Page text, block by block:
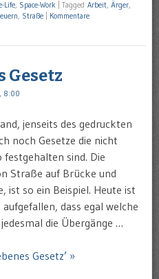
Life Space-Work Tagged Arbeit Ärger
Straße Kommentare
Gesetz
8:00
jenseits des gedruckten
noch Gesetze die nicht
sind. Die
Straße auf Brücke und
ist so ein Beispiel. Heute ist
dass egal welche
die Übergänge …
Gesetz’ »